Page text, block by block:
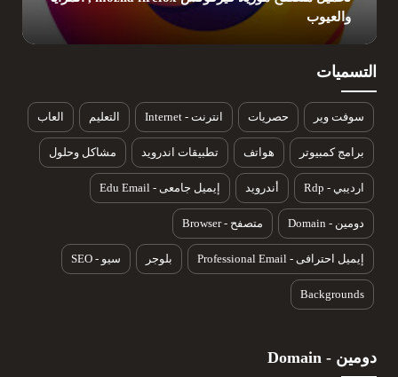
تحميل متصفح كروم , مع المميزات والعيوب
التسميات
سوفت وير حصريات انترنت - Internet التعليم العاب
برامج كمبيوتر هواتف تطبيقات اندرويد مشاكل وحلول
ارديبي - Rdp أندرويد إيميل جامعى - Edu Email
دومين - Domain متصفح - Browser
إيميل احترافى - Professional Email بلوجر سيو - SEO
Backgrounds
دومين - Domain